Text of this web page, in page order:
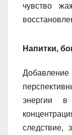
чувство
Напитки,
энергии
следствие,